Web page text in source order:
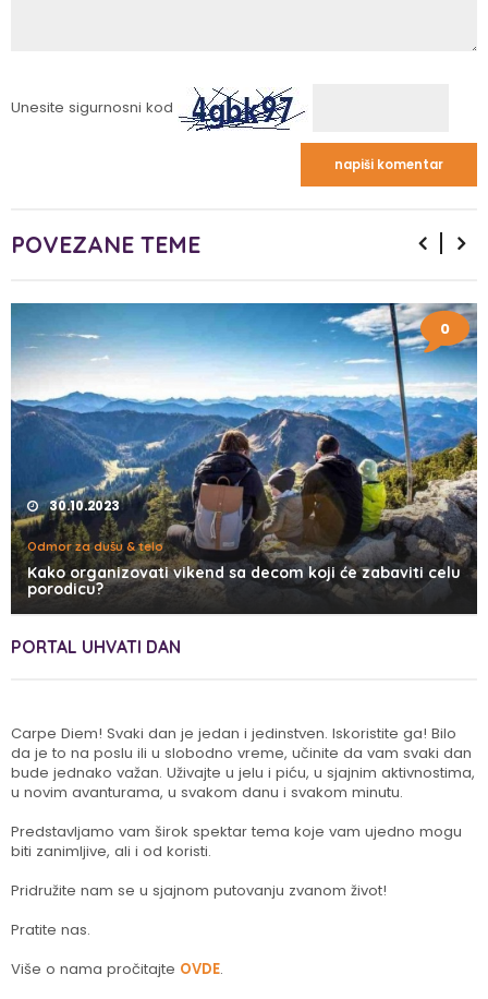
Unesite sigurnosni kod
POVEZANE TEME
0
30.10.2023
Odmor za dušu & telo
Kako organizovati vikend sa decom koji će zabaviti celu
porodicu?
PORTAL UHVATI DAN
Carpe Diem! Svaki dan je jedan i jedinstven. Iskoristite ga! Bilo
da je to na poslu ili u slobodno vreme, učinite da vam svaki dan
bude jednako važan. Uživajte u jelu i piću, u sjajnim aktivnostima,
u novim avanturama, u svakom danu i svakom minutu.
Predstavljamo vam širok spektar tema koje vam ujedno mogu
biti zanimljive, ali i od koristi.
Pridružite nam se u sjajnom putovanju zvanom život!
Pratite nas.
Više o nama pročitajte OVDE.